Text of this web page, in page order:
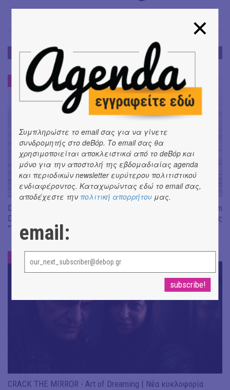
ΝΕΑ
ΝΕΑ
Don't Let Me Be Misunderstood | Alexandros Livitsanos, Willem
Dafoe, Czech Studio Orchestra | Από το soundtrack της ταινίας
"The Birthday Party"
CRACK THE MIRROR - Art of Dreaming | Νέα κυκλοφορία
Συμπληρώστε το email σας για να γίνετε
συνδρομητής στο deBόp. Το email σας θα
χρησιμοποιείται αποκλειστικά από το deBόp και
μόνο για την αποστολή της εβδομαδιαίας agenda
και περιοδικών newsletter ευρύτερου πολιτιστικού
ενδιαφέροντος. Καταχωρώντας εδώ το email σας,
αποδέχεστε την πολιτική απορρήτου μας.
email: